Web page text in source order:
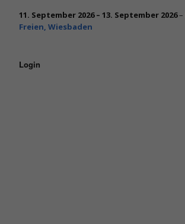
11. September 2026 – 13. September 2026–
Freien, Wiesbaden
Login